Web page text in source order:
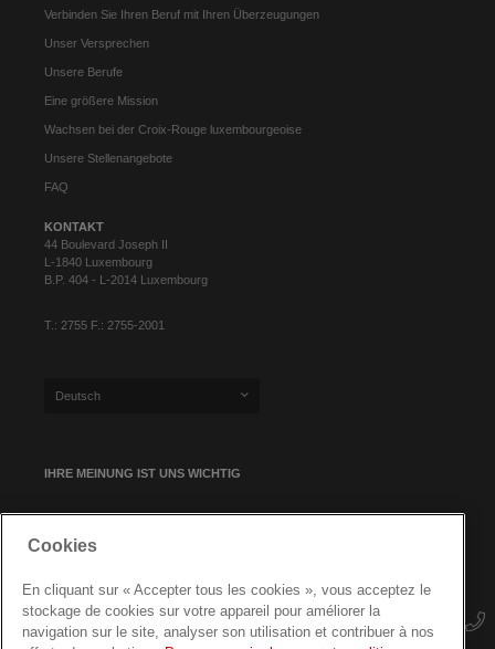
Verbinden Sie Ihren Beruf mit Ihren Überzeugungen
Unser Versprechen
Unsere Berufe
Eine größere Mission
Wachsen bei der Croix-Rouge luxembourgeoise
Unsere Stellenangebote
FAQ
KONTAKT
44 Boulevard Joseph II
L-1840 Luxembourg
B.P. 404 - L-2014 Luxembourg
T.: 2755 F.: 2755-2001
Deutsch
IHRE MEINUNG IST UNS WICHTIG
NEWSLETTER-ANMELDUNG
Cookies
En cliquant sur « Accepter tous les cookies », vous acceptez le
stockage de cookies sur votre appareil pour améliorer la
navigation sur le site, analyser son utilisation et contribuer à nos